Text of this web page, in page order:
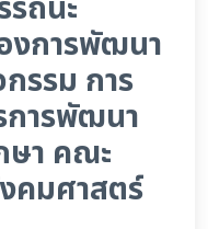
ถนะ
การพัฒนา
รรม การ
การพัฒนา
ษา คณะ
คมศาสตร์